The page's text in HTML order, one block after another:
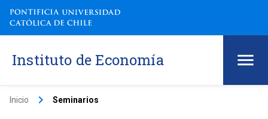
Instituto de Economía
Inicio keyboard_arrow_right Seminarios